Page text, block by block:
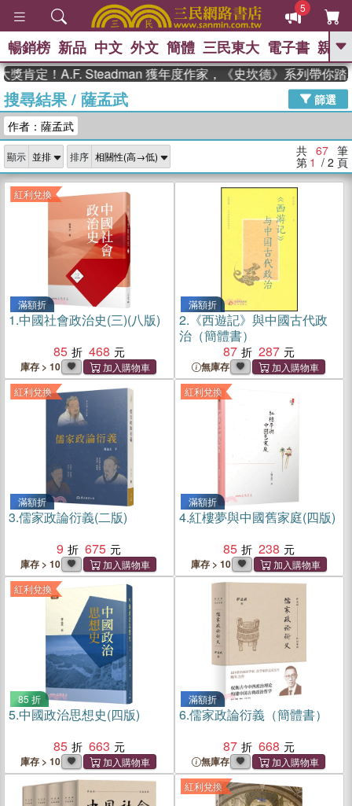
5
GO
高希均教授回憶錄
、 The Odyssey 、 父親節 、 如果歷
獎 臺灣漫遊錄 、 方念華 、 台灣的李
登輝時代
數學女孩：黎曼猜想 、
偉大的迷走神經
暢銷榜 新品 中文 外文 簡體 三民東大 電子書 親子
A.F. Steadman 獲年度作家，《史坎德》系列帶你踏上熱血
搜尋結果/ 薩孟武
篩選
作者：薩孟武
顯示 排序 共 67 筆
第 1 / 2 頁
紅利兌換
滿額折
1.中國社會政治史(三)(八版)
85
468
庫存 > 10
滿額折
2. 《西遊記》與中國古代政
治（簡體書）
87
287
無庫存
紅利兌換
滿額折
3.儒家政論衍義(二版)
9
675
庫存 > 10
紅利兌換
滿額折
4.紅樓夢與中國舊家庭(四版)
85
238
庫存 > 10
紅利兌換
85 折
5.中國政治思想史(四版)
85
663
庫存 > 10
滿額折
6.儒家政論衍義（簡體書）
87
668
無庫存
紅利兌換